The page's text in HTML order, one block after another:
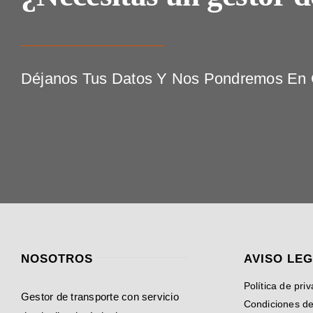
Déjanos Tus Datos Y Nos Pondremos
NOSOTROS
Gestor de transporte con servicio
AVISO
Política de
Condiciones